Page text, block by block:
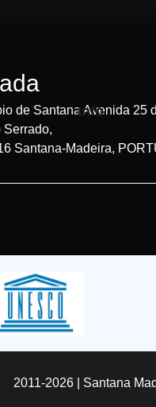
Info
de Santana Avenida 25
Serrado,
Santana-Madeira,
2011-2026 | Santana